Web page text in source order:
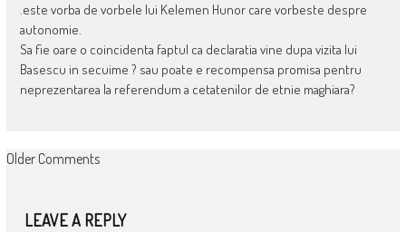
.este vorba de vorbele lui Kelemen Hunor care vorbeste despre
autonomie.
Sa fie oare o coincidenta faptul ca declaratia vine dupa vizita lui
Basescu in secuime ? sau poate e recompensa promisa pentru
neprezentarea la referendum a cetatenilor de etnie maghiara?
COMMENT
Older Comments
LEAVE A REPLY